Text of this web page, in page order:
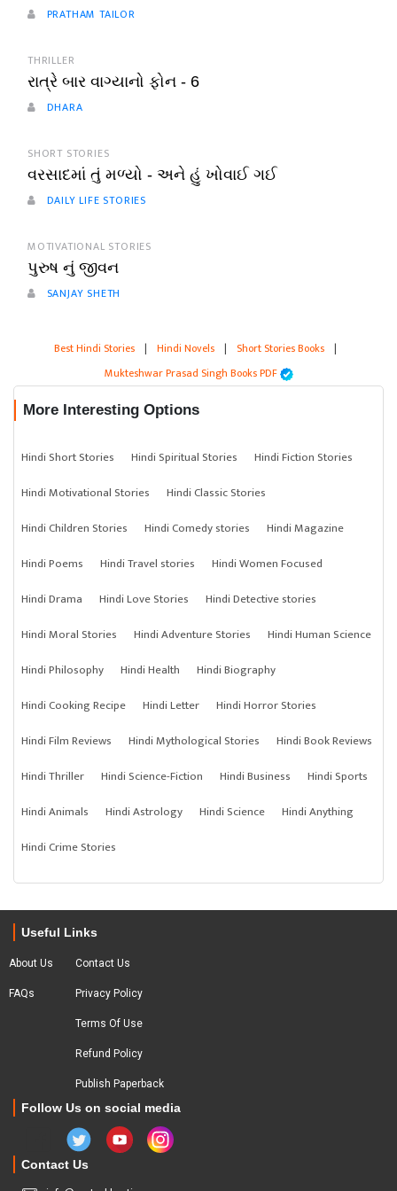
PRATHAM TAILOR
THRILLER
રાત્રે બાર વાગ્યાનો ફોન - 6
DHARA
SHORT STORIES
વરસાદમાં તું મળ્યો - અને હું ખોવાઈ ગઈ
DAILY LIFE STORIES
MOTIVATIONAL STORIES
પુરુષ નું જીવન
SANJAY SHETH
Best Hindi Stories | Hindi Novels | Short Stories Books |
Mukteshwar Prasad Singh Books PDF
More Interesting Options
Hindi Short Stories Hindi Spiritual Stories
Hindi Fiction Stories
Hindi Motivational Stories
Hindi Classic Stories
Hindi Children Stories
Hindi Comedy stories
Hindi Magazine
Hindi Poems
Hindi Travel stories
Hindi Women Focused
Hindi Drama
Hindi Love Stories
Hindi Detective stories
Hindi Moral Stories
Hindi Adventure Stories
Hindi Human Science
Hindi Philosophy
Hindi Health
Hindi Biography
Hindi Cooking Recipe
Hindi Letter
Hindi Horror Stories
Hindi Film Reviews
Hindi Mythological Stories
Hindi Book Reviews
Hindi Thriller
Hindi Science-Fiction Hindi Business
Hindi Sports
Hindi Animals
Hindi Astrology Hindi Science
Hindi Anything
Hindi Crime Stories
Useful Links
About Us
FAQs
Contact Us
Privacy Policy
Terms Of Use
Refund Policy
Publish Paperback
Follow Us on social media
Contact Us